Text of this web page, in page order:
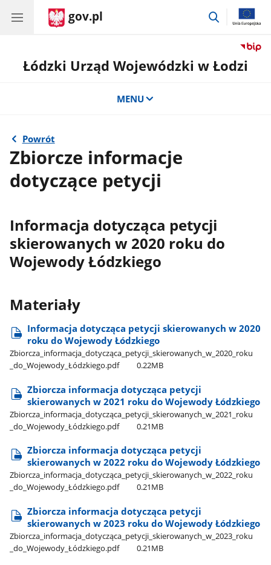
gov.pl
przejdź
Łódzki Urząd Wojewódzki w Łodzi
MENU
Powrót
Zbiorcze informacje
dotyczące petycji
Informacja dotycząca petycji
skierowanych w 2020 roku do
Wojewody Łódzkiego
Materiały
Informacja dotycząca petycji skierowanych w 2020
roku do Wojewody Łódzkiego
Zbiorcza​_informacja​_dotycząca​_petycji​_skierowanych​_w​_2020​_roku​
_do​_Wojewody​_Łódzkiego.pdf
0.22MB
Zbiorcza informacja dotycząca petycji
skierowanych w 2021 roku do Wojewody Łódzkiego
Zbiorcza​_informacja​_dotycząca​_petycji​_skierowanych​_w​_2021​_roku​
_do​_Wojewody​_Łódzkiego.pdf
0.21MB
Zbiorcza informacja dotycząca petycji
skierowanych w 2022 roku do Wojewody Łódzkiego
Zbiorcza​_informacja​_dotycząca​_petycji​_skierowanych​_w​_2022​_roku​
_do​_Wojewody​_Łódzkiego.pdf
0.21MB
Zbiorcza informacja dotycząca petycji
skierowanych w 2023 roku do Wojewody Łódzkiego
Zbiorcza​_informacja​_dotycząca​_petycji​_skierowanych​_w​_2023​_roku​
_do​_Wojewody​_Łódzkiego.pdf
0.21MB